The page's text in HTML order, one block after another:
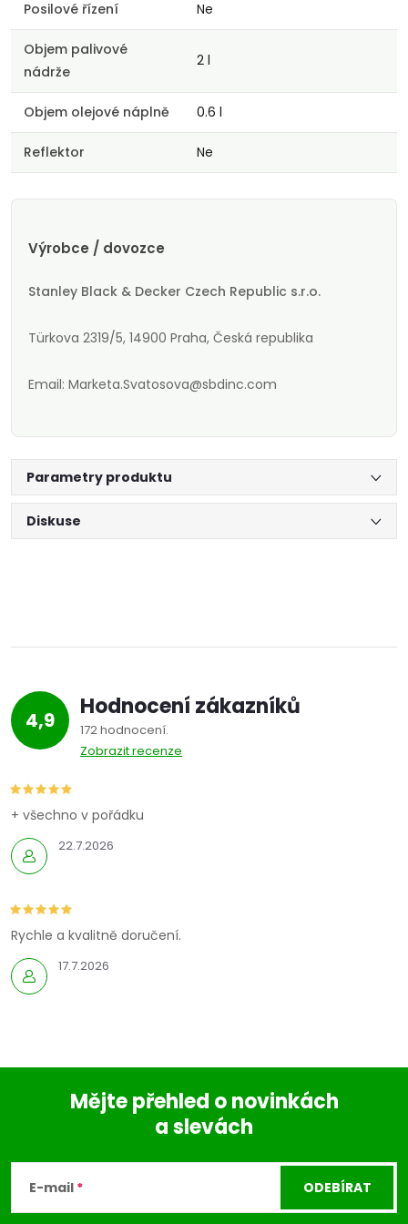
Posilové řízení Ne
Objem palivové
nádrže
2 l
Objem olejové náplně 0.6 l
Reflektor Ne
Výrobce / dovozce
Stanley Black & Decker Czech Republic s.r.o.
Türkova 2319/5, 14900 Praha, Česká republika
Email: Marketa.Svatosova@sbdinc.com
Parametry produktu
Diskuse
4,9 Hodnocení zákazníků
172 hodnocení
Zobrazit recenze
22.7.2026
+ všechno v pořádku
17.7.2026
Rychle a kvalitně doručení.
Mějte přehled o novinkách
a slevách
E-mail ODEBÍRAT